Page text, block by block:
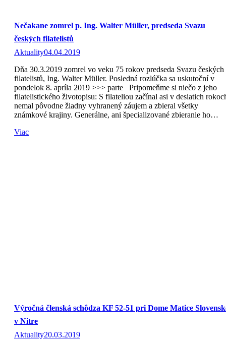
Nečakane zomrel p. Ing. Walter Müller, predseda Svazu
českých filatelistů
Aktuality04.04.2019
Dňa 30.3.2019 zomrel vo veku 75 rokov predseda Svazu českých
filatelistů, Ing. Walter Müller. Posledná rozlúčka sa uskutoční v
pondelok 8. apríla 2019 >>> parte Pripomeňme si niečo z jeho
filatelistického životopisu: S filateliou začínal asi v desiatich
nemal pôvodne žiadny vyhranený záujem a zbieral všetky
známkové krajiny. Generálne, ani špecializované zbieranie ho…
Viac
Výročná členská schôdza KF 52-51 pri Dome Matice
v Nitre
Aktuality20.03.2019